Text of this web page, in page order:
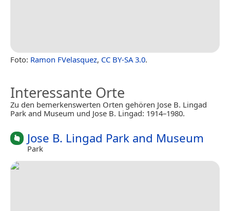
Foto: Ramon FVelasquez, CC BY-SA 3.0.
Interessante Orte
Zu den bemerkenswerten Orten gehören Jose B. Lingad
Park and Museum und Jose B. Lingad: 1914–1980.
Jose B. Lingad Park and Museum
Park